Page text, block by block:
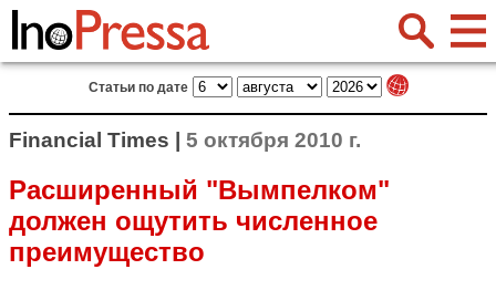
Статьи по дате
Financial Times | 5 октября 2010 г.
Расширенный "Вымпелком"
должен ощутить численное
преимущество